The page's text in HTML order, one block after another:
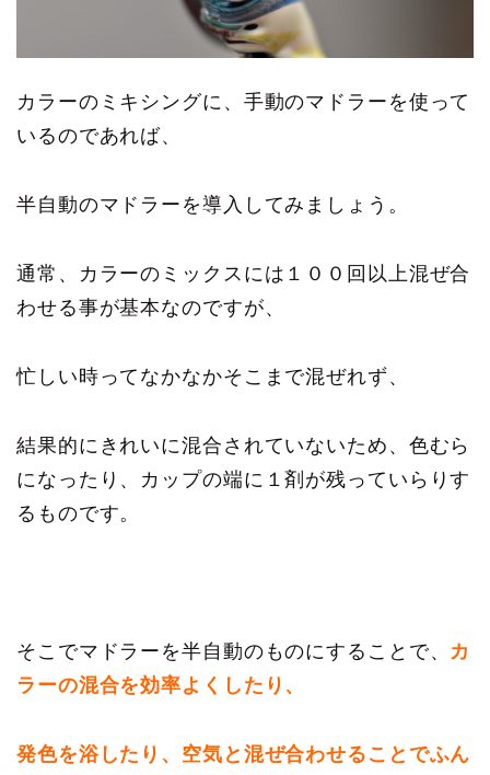
カラーのミキシングに、手動のマドラーを使って
いるのであれば、
半自動のマドラーを導入してみましょう。
通常、カラーのミックスには１００回以上混ぜ合
わせる事が基本なのですが、
忙しい時ってなかなかそこまで混ぜれず、
結果的にきれいに混合されていないため、色むら
になったり、カップの端に１剤が残っていらりす
るものです。
そこでマドラーを半自動のものにすることで、 カ
ラーの混合を効率よくしたり、
発色を浴したり、空気と混ぜ合わせることでふん